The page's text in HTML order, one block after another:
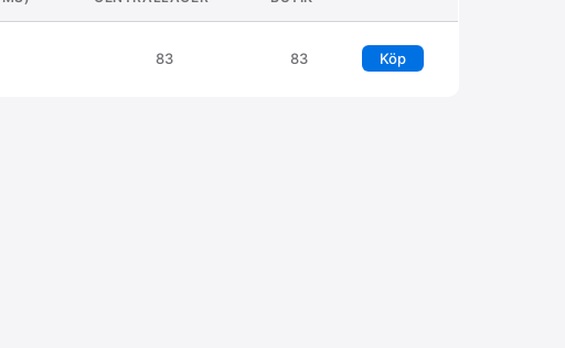
83 83 Köp